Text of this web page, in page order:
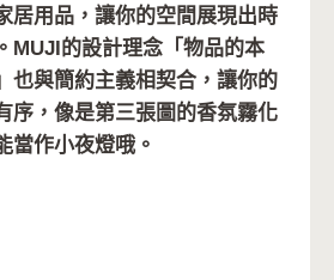
居用品，讓你的空間展現出時
MUJI的設計理念「物品的本
也與簡約主義相契合，讓你的
序，像是第三張圖的香氛霧化
當作小夜燈哦。